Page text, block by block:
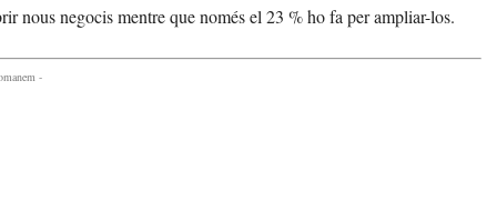
nous negocis mentre que només el 23 % ho fa per ampliar-los.
-